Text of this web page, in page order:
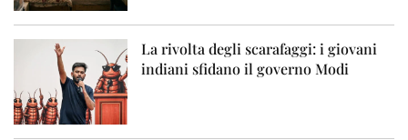
La rivolta degli scarafaggi: i giovani
indiani sfidano il governo Modi